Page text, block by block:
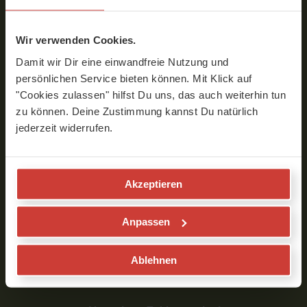
Wir verwenden Cookies.
Damit wir Dir eine einwandfreie Nutzung und
persönlichen Service bieten können. Mit Klick auf
"Cookies zulassen" hilfst Du uns, das auch weiterhin tun
zu können. Deine Zustimmung kannst Du natürlich
jederzeit widerrufen.
Akzeptieren
Anpassen
Ablehnen
Datenschutzrichtlinie
Widerrufsbelehrung
Impressum
Presse
Jobs
Yoga für Anfänger
Online Yoga
Yoga Arten
Yoga-Übungen